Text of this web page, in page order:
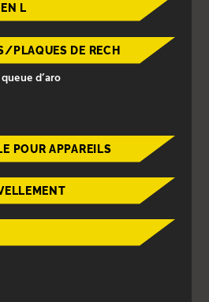
L
PLAQUES DE RECH
d’aro
POUR APPAREILS